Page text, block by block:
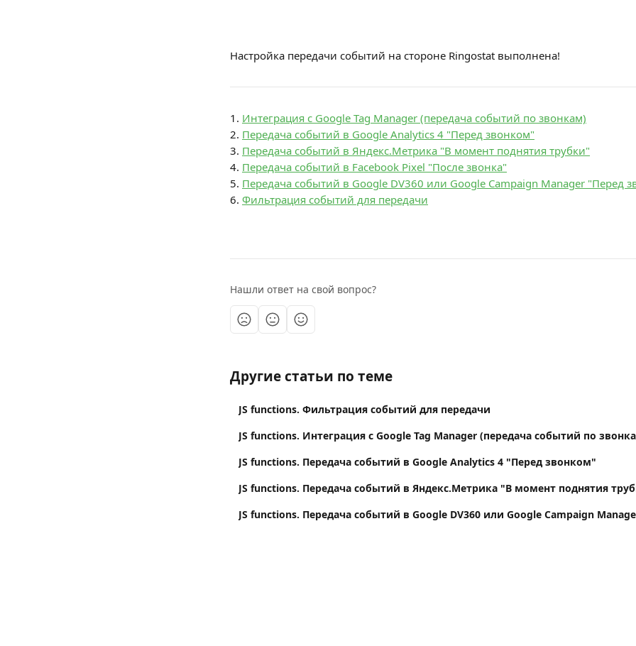
Настройка передачи событий на стороне Ringostat выполнена!
1. Интеграция с Google Tag Manager (передача событий по звонкам)
2. Передача событий в Google Analytics 4 "Перед звонком"
3. Передача событий в Яндекс.Метрика "В момент поднятия трубки"
4. Передача событий в Facebook Pixel "После звонка"
5. Передача событий в Google DV360 или Google Campaign Manager "Перед
6. Фильтрация событий для передачи
Нашли ответ на свой вопрос?
Другие статьи по теме
JS functions. Фильтрация событий для передачи
JS functions. Интеграция с Google Tag Manager (передача событий по
JS functions. Передача событий в Google Analytics 4 "Перед звонком"
JS functions. Передача событий в Яндекс.Метрика "В момент поднятия